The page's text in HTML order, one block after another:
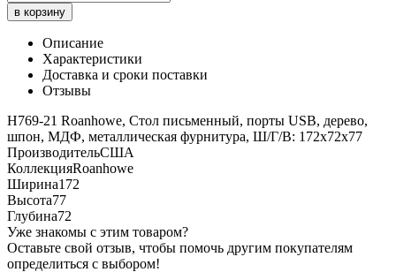
в корзину
Описание
Характеристики
Доставка и сроки поставки
Отзывы
H769-21 Roanhowe, Стол письменный, порты USB, дерево,
шпон, МДФ, металлическая фурнитура, Ш/Г/В: 172х72х77
ПроизводительСША
КоллекцияRoanhowe
Ширина172
Высота77
Глубина72
Уже знакомы с этим товаром?
Оставьте свой отзыв, чтобы помочь другим покупателям
определиться с выбором!